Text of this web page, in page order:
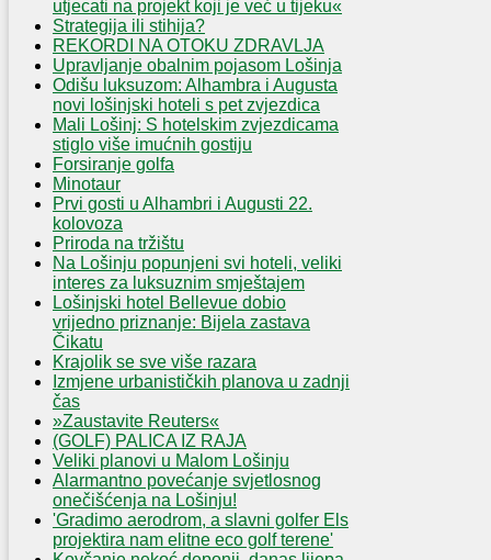
utjecati na projekt koji je već u tijeku«
Strategija ili stihija?
REKORDI NA OTOKU ZDRAVLJA
Upravljanje obalnim pojasom Lošinja
Odišu luksuzom: Alhambra i Augusta
novi lošinjski hoteli s pet zvjezdica
Mali Lošinj: S hotelskim zvjezdicama
stiglo više imućnih gostiju
Forsiranje golfa
Minotaur
Prvi gosti u Alhambri i Augusti 22.
kolovoza
Priroda na tržištu
Na Lošinju popunjeni svi hoteli, veliki
interes za luksuznim smještajem
Lošinjski hotel Bellevue dobio
vrijedno priznanje: Bijela zastava
Čikatu
Krajolik se sve više razara
Izmjene urbanističkih planova u zadnji
čas
»Zaustavite Reuters«
(GOLF) PALICA IZ RAJA
Veliki planovi u Malom Lošinju
Alarmantno povećanje svjetlosnog
onečišćenja na Lošinju!
'Gradimo aerodrom, a slavni golfer Els
projektira nam elitne eco golf terene'